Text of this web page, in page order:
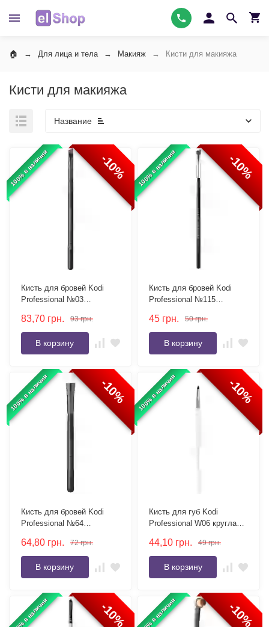
Для лица и тела Макияж Кисти для макияжа
Кисти для макияжа
Название
100% в наличии -10%
Кисть для бровей Kodi
Professional №03
83,70 грн. 93 грн.
В корзину
100% в наличии -10%
Кисть для бровей Kodi
Professional №115
45 грн. 50 грн.
В корзину
100% в наличии -10%
Кисть для бровей Kodi
Professional №64
64,80 грн. 72 грн.
В корзину
100% в наличии -10%
Кисть для губ Kodi
Professional W06 круглая,
44,10 грн. 49 грн.
В корзину
100% в наличии -10% 100% в наличии -10%